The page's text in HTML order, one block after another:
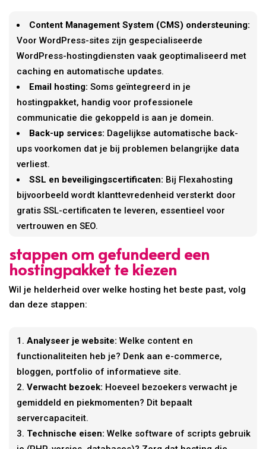
Content Management System (CMS) ondersteuning:
Voor WordPress-sites zijn gespecialiseerde
WordPress-hostingdiensten vaak geoptimaliseerd met
caching en automatische updates.
Email hosting: Soms geïntegreerd in je
hostingpakket, handig voor professionele
communicatie die gekoppeld is aan je domein.
Back-up services: Dagelijkse automatische back-
ups voorkomen dat je bij problemen belangrijke data
verliest.
SSL en beveiligingscertificaten: Bij Flexahosting
bijvoorbeeld wordt klanttevredenheid versterkt door
gratis SSL-certificaten te leveren, essentieel voor
vertrouwen en SEO.
stappen om gefundeerd een
hostingpakket te kiezen
Wil je helderheid over welke hosting het beste past, volg
dan deze stappen:
Analyseer je website: Welke content en
functionaliteiten heb je? Denk aan e-commerce,
bloggen, portfolio of informatieve site.
Verwacht bezoek: Hoeveel bezoekers verwacht je
gemiddeld en piekmomenten? Dit bepaalt
servercapaciteit.
Technische eisen: Welke software of scripts gebruik